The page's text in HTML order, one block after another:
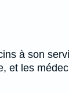
à son
et les